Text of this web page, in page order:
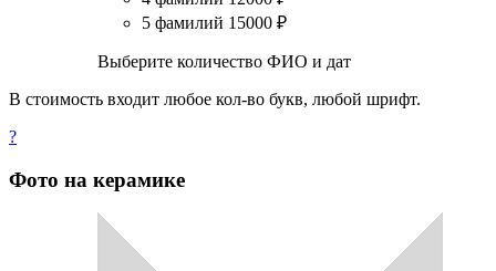
5 фамилий 15000 ₽
Выберите количество ФИО и дат
В стоимость входит любое кол-во букв, любой шрифт.
?
Фото на керамике